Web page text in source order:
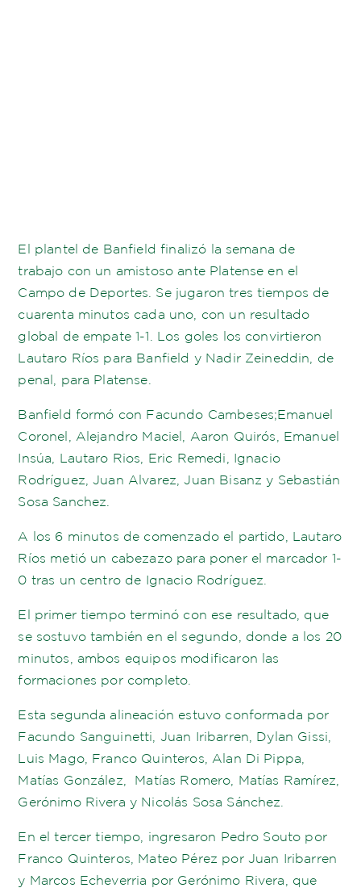
El plantel de Banfield finalizó la semana de
trabajo con un amistoso ante Platense en el
Campo de Deportes. Se jugaron tres tiempos de
cuarenta minutos cada uno, con un resultado
global de empate 1-1. Los goles los convirtieron
Lautaro Ríos para Banfield y Nadir Zeineddin, de
penal, para Platense.
Banfield formó con Facundo Cambeses;Emanuel
Coronel, Alejandro Maciel, Aaron Quirós, Emanuel
Insúa, Lautaro Rios, Eric Remedi, Ignacio
Rodríguez, Juan Alvarez, Juan Bisanz y Sebastián
Sosa Sanchez.
A los 6 minutos de comenzado el partido, Lautaro
Ríos metió un cabezazo para poner el marcador 1-
0 tras un centro de Ignacio Rodríguez.
El primer tiempo terminó con ese resultado, que
se sostuvo también en el segundo, donde a los 20
minutos, ambos equipos modificaron las
formaciones por completo.
Esta segunda alineación estuvo conformada por
Facundo Sanguinetti, Juan Iribarren, Dylan Gissi,
Luis Mago, Franco Quinteros, Alan Di Pippa,
Matías González, Matías Romero, Matías Ramírez,
Gerónimo Rivera y Nicolás Sosa Sánchez.
En el tercer tiempo, ingresaron Pedro Souto por
Franco Quinteros, Mateo Pérez por Juan Iribarren
y Marcos Echeverria por Gerónimo Rivera, que